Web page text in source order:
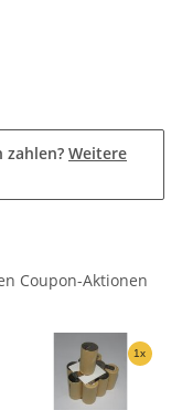
zahlen? Weitere
Coupon-Aktionen
1x